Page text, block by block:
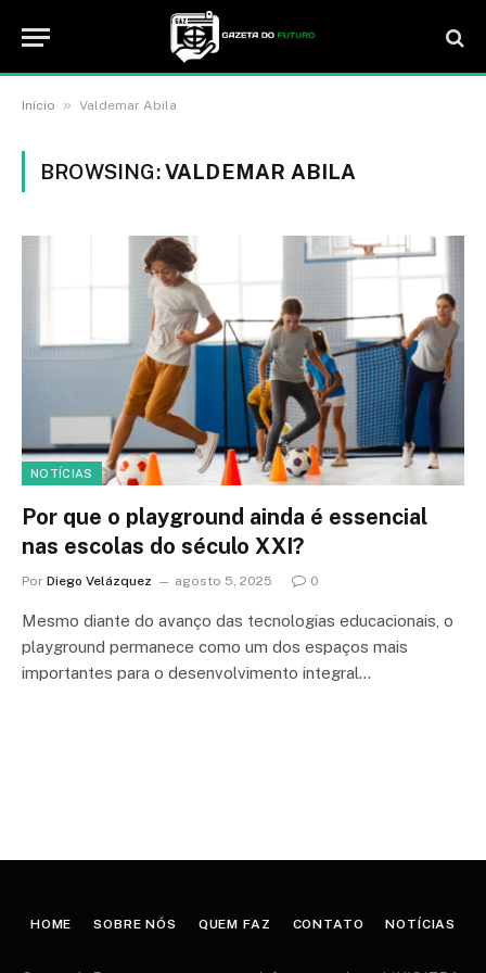
Início » Valdemar Abila
BROWSING:VALDEMAR ABILA
NOTÍCIAS
Por que o playground ainda é essencial
nas escolas do século XXI?
Por Diego Velázquez agosto 5, 2025 0
Mesmo diante do avanço das tecnologias educacionais, o
playground permanece como um dos espaços mais
importantes para o desenvolvimento integral…
HOME SOBRE NÓS QUEM FAZ CONTATO NOTÍCIAS